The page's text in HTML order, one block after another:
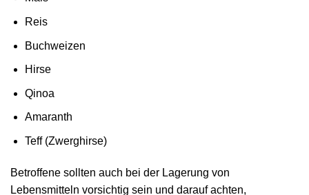
Reis
Buchweizen
Hirse
Qinoa
Amaranth
Teff (Zwerghirse)
Betroffene sollten auch bei der Lagerung von
Lebensmitteln vorsichtig sein und darauf achten,